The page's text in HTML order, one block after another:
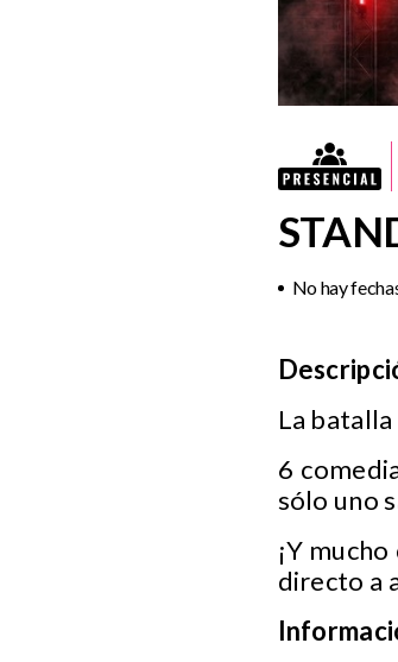
No hay
La
6
sólo uno
¡Y
directo a